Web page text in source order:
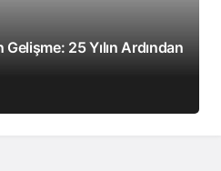
25 Yılın Ardından